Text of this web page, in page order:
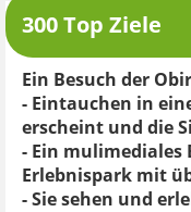
300 Top Ziele
Ein Besuch der
- Eintauchen in
erscheint und die
- Ein mulimediales
Erlebnispark mit
- Sie sehen und